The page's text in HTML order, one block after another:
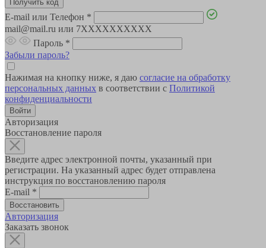
E-mail или Телефон *
mail@mail.ru или 7XXXXXXXXXX
Пароль *
Забыли пароль?
Нажимая на кнопку ниже, я даю согласие на обработку
персональных данных в соответствии с Политикой
конфиденциальности
Авторизация
Восстановление пароля
Введите адрес электронной почты, указанный при
регистрации. На указанный адрес будет отправлена
инструкция по восстановлению пароля
E-mail *
Авторизация
Заказать звонок